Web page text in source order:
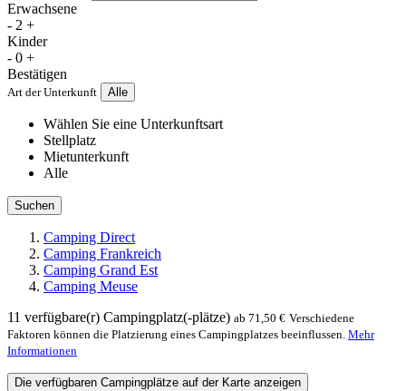
Erwachsene
- 2 +
Kinder
- 0 +
Bestätigen
Art der Unterkunft Alle
Wählen Sie eine Unterkunftsart
Stellplatz
Mietunterkunft
Alle
Suchen
Camping Direct
Camping Frankreich
Camping Grand Est
Camping Meuse
11 verfügbare(r) Campingplatz(-plätze) ab 71,50 € Verschiedene
Faktoren können die Platzierung eines Campingplatzes beeinflussen. Mehr
Informationen
Die verfügbaren Campingplätze auf der Karte anzeigen